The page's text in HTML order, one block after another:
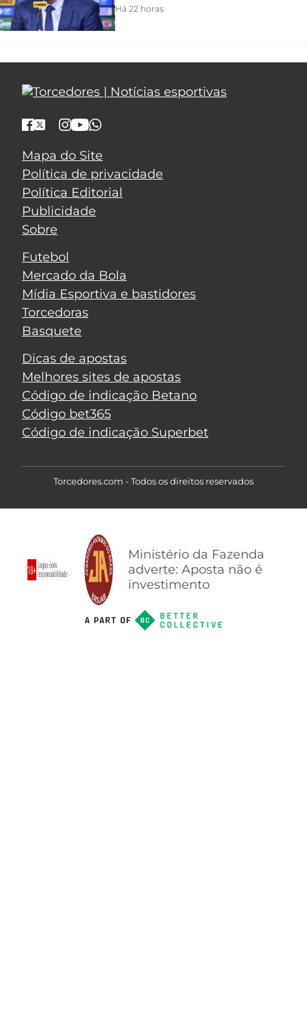
Há 22 horas
Mapa do Site
Política de privacidade
Política Editorial
Publicidade
Sobre
Futebol
Mercado da Bola
Mídia Esportiva e bastidores
Torcedoras
Basquete
Dicas de apostas
Melhores sites de apostas
Código de indicação Betano
Código bet365
Código de indicação Superbet
Torcedores.com - Todos os direitos reservados
Ministério da Fazenda
adverte: Aposta não é
investimento